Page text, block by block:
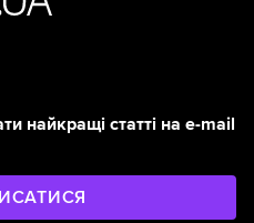
найкращі статті на e-mail